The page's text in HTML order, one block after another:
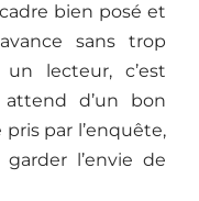
bien posé et
sans trop
un lecteur, c’est
d’un bon
par l’enquête,
l’envie de